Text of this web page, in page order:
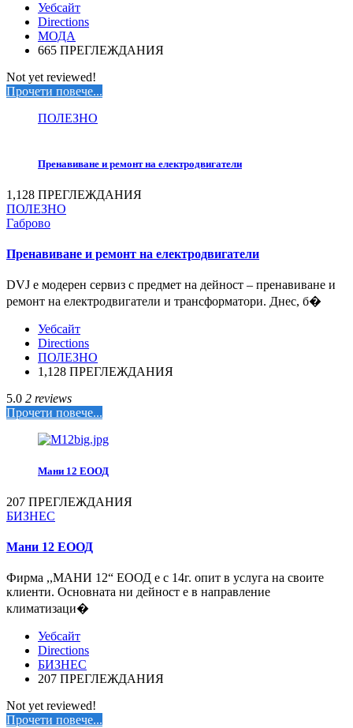
Уебсайт
Directions
МОДА
665 ПРЕГЛЕЖДАНИЯ
Not yet reviewed!
Прочети повече...
ПОЛЕЗНО
Пренавиване и ремонт на електродвигатели
1,128 ПРЕГЛЕЖДАНИЯ
ПОЛЕЗНО
Габрово
Пренавиване и ремонт на електродвигатели
DVJ е модерен сервиз с предмет на дейност – пренавиване и
ремонт на електродвигатели и трансформатори. Днес, б�
Уебсайт
Directions
ПОЛЕЗНО
1,128 ПРЕГЛЕЖДАНИЯ
5.0 2 reviews
Прочети повече...
Мани 12 ЕООД
207 ПРЕГЛЕЖДАНИЯ
БИЗНЕС
Мани 12 ЕООД
Фирма ,,МАНИ 12“ ЕООД е с 14г. опит в услуга на своите
клиенти. Основната ни дейност е в направление
климатизаци�
Уебсайт
Directions
БИЗНЕС
207 ПРЕГЛЕЖДАНИЯ
Not yet reviewed!
Прочети повече...